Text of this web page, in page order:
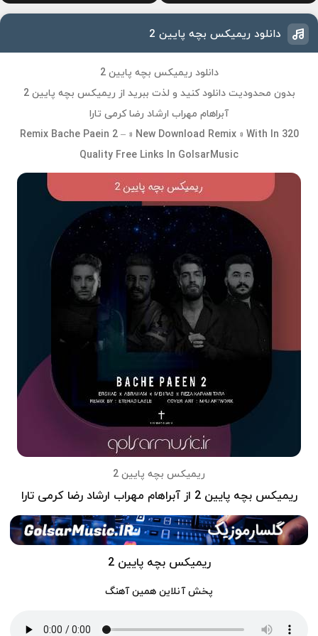
دانلود ریمیکس بچه پایین 2
دانلود ریمیکس بچه پایین 2
بدون محدودیت دانلود کنید و لذت ببرید از ریمیکس بچه پایین 2
آبراهام مهراب ارشاد رضا کرمی تارا
Remix Bache Paein 2 – » New Download Remix » With In 320
Quality Free Links In GolsarMusic
ریمیکس بچه پایین 2
ریمیکس بچه پایین 2 از آبراهام مهراب ارشاد رضا کرمی تارا
ریمیکس بچه پایین 2
پخش آنلاین همین آهنگ